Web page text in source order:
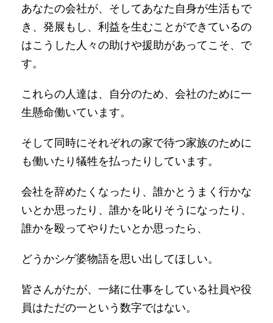
あなたの会社が、そしてあなた自身が生活もで
き、発展もし、利益を生むことができているの
はこうした人々の助けや援助があってこそ、で
す。
これらの人達は、自分のため、会社のために一
生懸命働いています。
そして同時にそれぞれの家で待つ家族のために
も働いたり犠牲を払ったりしています。
会社を辞めたくなったり、誰かとうまく行かな
いとか思ったり、誰かを叱りそうになったり、
誰かを殴ってやりたいとか思ったら、
どうかシゲ婆物語を思い出してほしい。
皆さんがたが、一緒に仕事をしている社員や役
員はただの一という数字ではない。